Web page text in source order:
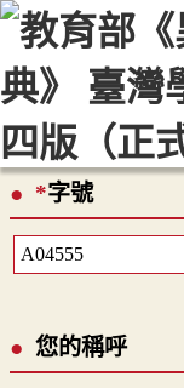
::: 最新消息 常
顯示模式
*字號
您的稱呼